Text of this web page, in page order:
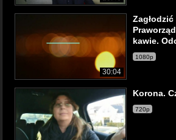
30:04
kawie.
1080p
Korona.
720p